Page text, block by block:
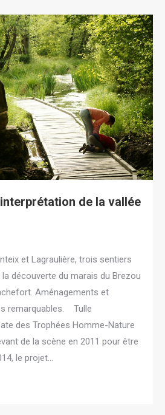
de la vallée
et Lagraulière, trois sentiers
découverte du marais du Brezou
Aménagements et
remarquables. Tulle
des Trophées Homme-Nature
de la scène en 2011 pour être
le projet…